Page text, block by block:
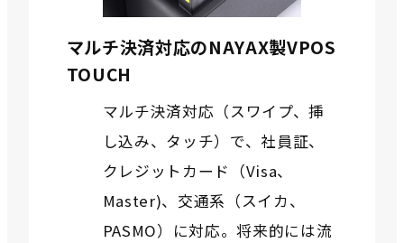
マルチ決済対応のNAYAX製VPOS
TOUCH
マルチ決済対応（スワイプ、挿
し込み、タッチ）で、社員証、
クレジットカード（Visa、
Master)、交通系（スイカ、
PASMO）に対応。将来的には流